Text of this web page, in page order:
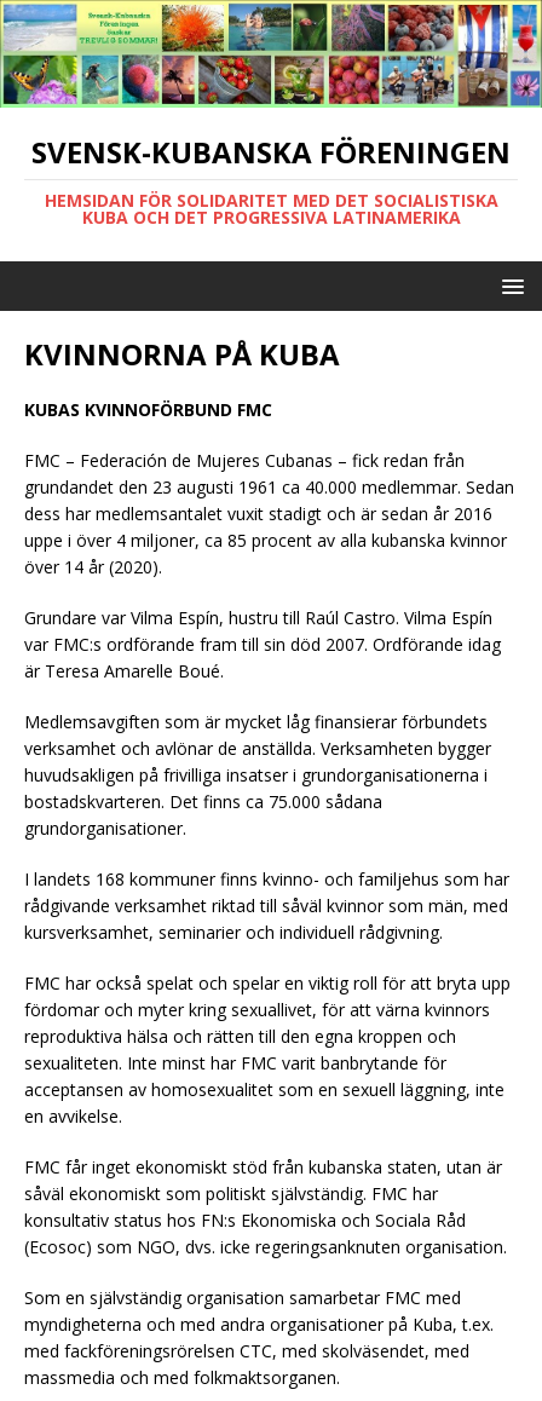
SVENSK-KUBANSKA FÖRENINGEN
HEMSIDAN FÖR SOLIDARITET MED DET SOCIALISTISKA
KUBA OCH DET PROGRESSIVA LATINAMERIKA
KVINNORNA PÅ KUBA
KUBAS KVINNOFÖRBUND FMC
FMC – Federación de Mujeres Cubanas – fick redan från
grundandet den 23 augusti 1961 ca 40.000 medlemmar. Sedan
dess har medlemsantalet vuxit stadigt och är sedan år 2016
uppe i över 4 miljoner, ca 85 procent av alla kubanska kvinnor
över 14 år (2020).
Grundare var Vilma Espín, hustru till Raúl Castro. Vilma Espín
var FMC:s ordförande fram till sin död 2007. Ordförande idag
är Teresa Amarelle Boué.
Medlemsavgiften som är mycket låg finansierar förbundets
verksamhet och avlönar de anställda. Verksamheten bygger
huvudsakligen på frivilliga insatser i grundorganisationerna i
bostadskvarteren. Det finns ca 75.000 sådana
grundorganisationer.
I landets 168 kommuner finns kvinno- och familjehus som har
rådgivande verksamhet riktad till såväl kvinnor som män, med
kursverksamhet, seminarier och individuell rådgivning.
FMC har också spelat och spelar en viktig roll för att bryta upp
fördomar och myter kring sexuallivet, för att värna kvinnors
reproduktiva hälsa och rätten till den egna kroppen och
sexualiteten. Inte minst har FMC varit banbrytande för
acceptansen av homosexualitet som en sexuell läggning, inte
en avvikelse.
FMC får inget ekonomiskt stöd från kubanska staten, utan är
såväl ekonomiskt som politiskt självständig. FMC har
konsultativ status hos FN:s Ekonomiska och Sociala Råd
(Ecosoc) som NGO, dvs. icke regeringsanknuten organisation.
Som en självständig organisation samarbetar FMC med
myndigheterna och med andra organisationer på Kuba, t.ex.
med fackföreningsrörelsen CTC, med skolväsendet, med
massmedia och med folkmaktsorganen.